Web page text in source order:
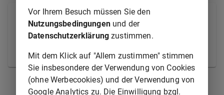
Wer geschäftsunfähig oder in der Geschäftsfähigkeit
beschränkt ist, kann ohne den Willen seines
gesetzlichen Vertreters einen Wohnsitz weder
begründen noch aufheben.
§ 7 § 9
Vor Ihrem Besuch müssen Sie den
Nutzungsbedingungenund der
Datenschutzerklärung zustimmen.
Mit dem Klick auf "Allem zustimmen" stimmen
Sie insbesondere der Verwendung von Cookies
(ohne Werbecookies) und der Verwendung von
Google Analytics zu. Die Einwilligung bzgl.